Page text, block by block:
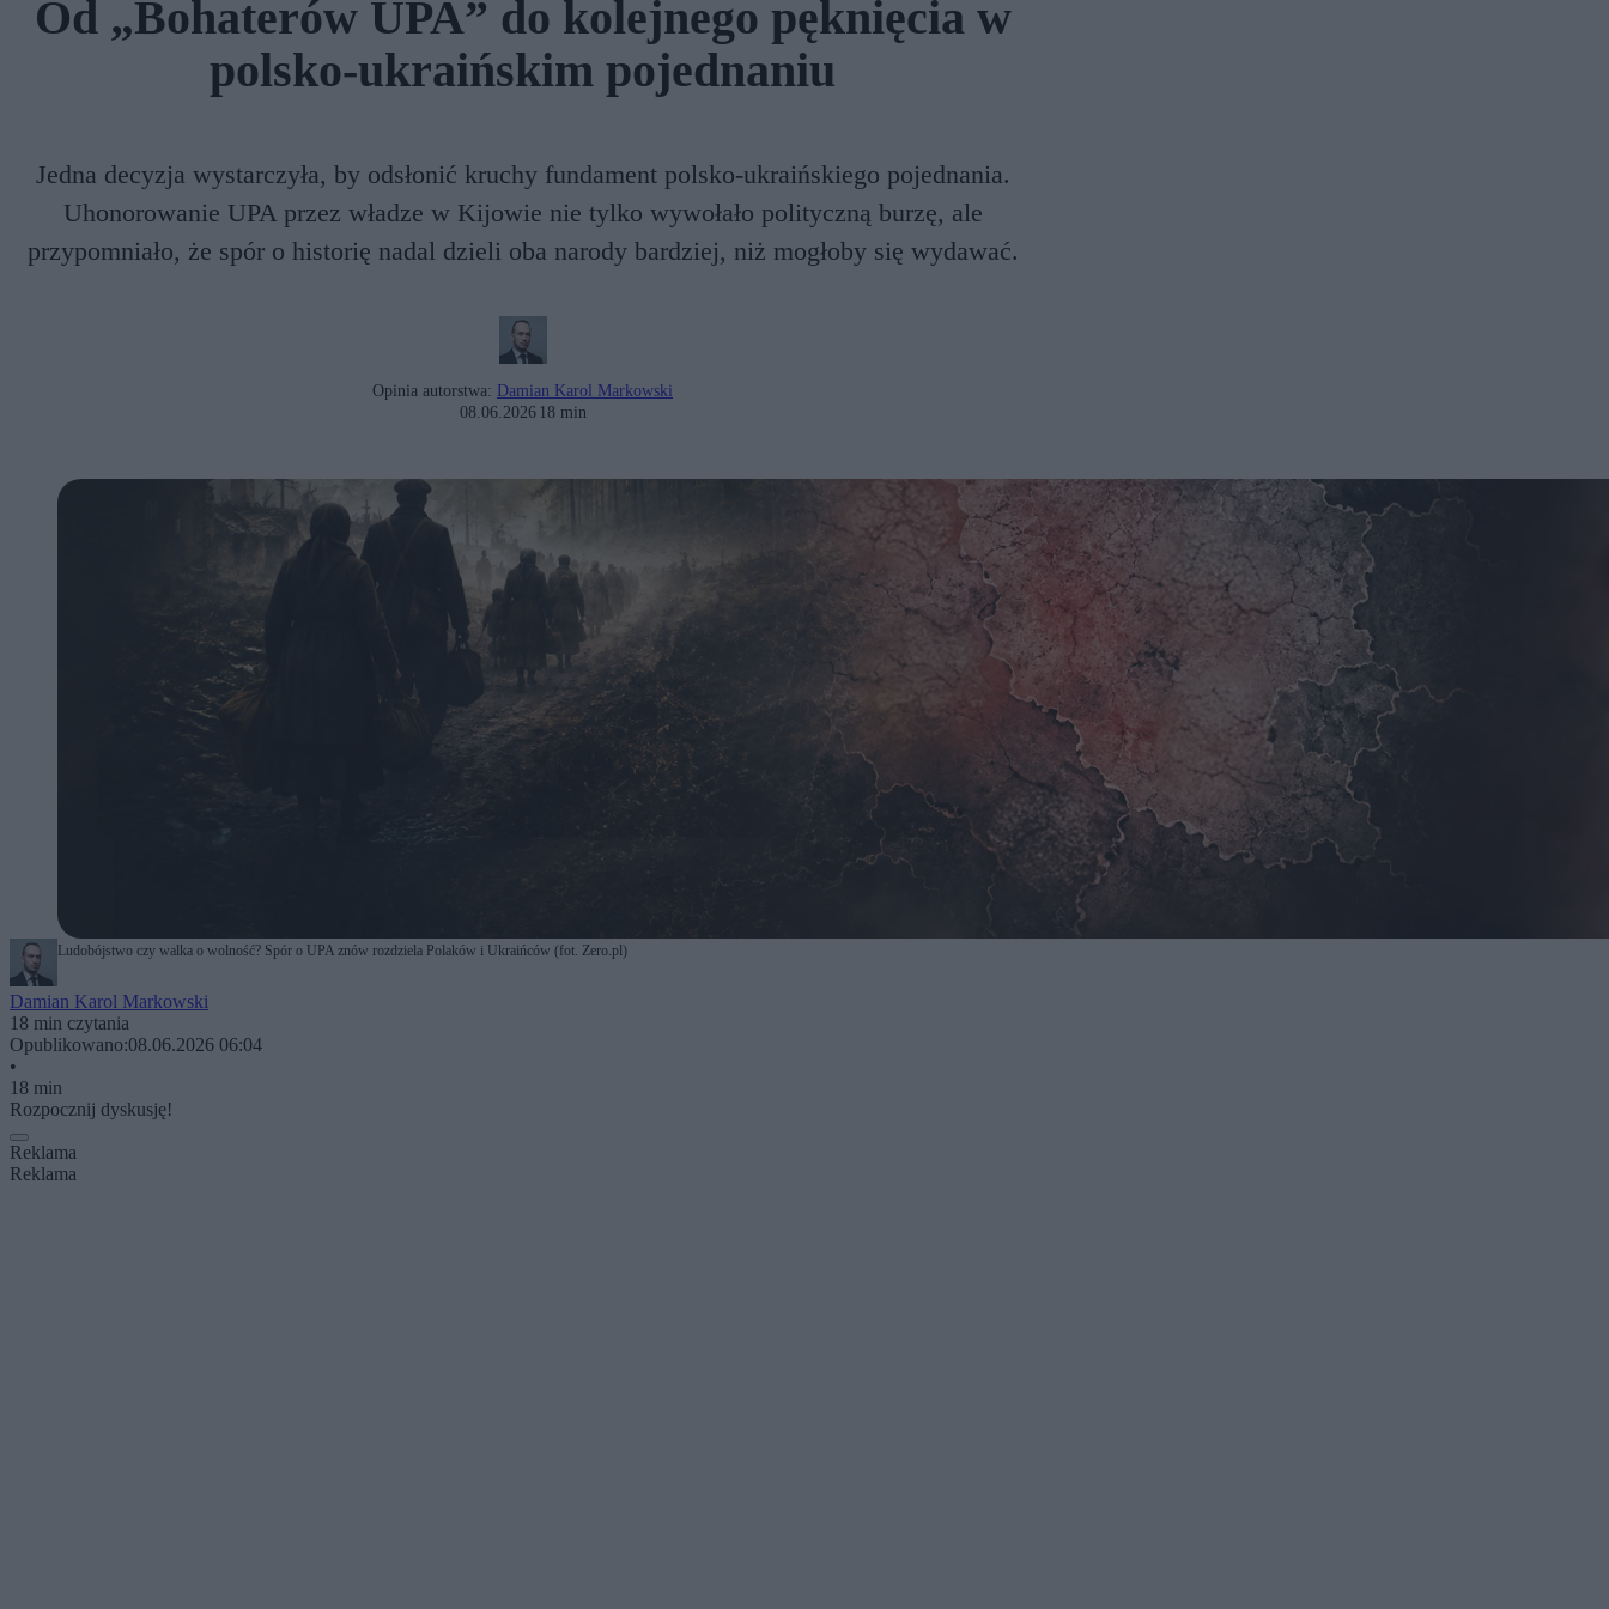
Od „Bohaterów UPA” do kolejnego pęknięcia w
polsko-ukraińskim pojednaniu
Jedna decyzja wystarczyła, by odsłonić kruchy fundament polsko-ukraińskiego pojednania.
Uhonorowanie UPA przez władze w Kijowie nie tylko wywołało polityczną burzę, ale
przypomniało, że spór o historię nadal dzieli oba narody bardziej, niż mogłoby się wydawać.
Opinia autorstwa: Damian Karol Markowski
08.06.2026 18 min
Ludobójstwo czy walka o wolność? Spór o UPA znów rozdziela Polaków i Ukraińców (fot. Zero.pl)
Damian Karol Markowski
18 min czytania
Opublikowano:08.06.2026 06:04
•
18 min
Rozpocznij dyskusję!
Reklama
Reklama